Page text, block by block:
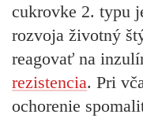
cukrovke 2. typu
rozvoja životný
reagovať na
rezistencia. Pri
ochorenie